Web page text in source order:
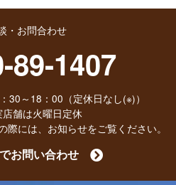
・お問合わせ
89-1407
30～18：00（定休日なし(※)）
店舗は火曜日定休
際には、お知らせをご覧ください。
お問い合わせ